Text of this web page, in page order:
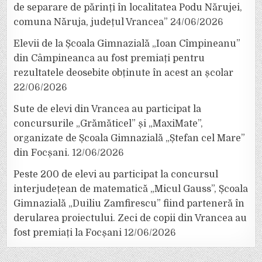
de separare de părinți în localitatea Podu Nărujei,
comuna Năruja, județul Vrancea” 24/06/2026
Elevii de la Școala Gimnazială „Ioan Cîmpineanu”
din Câmpineanca au fost premiați pentru
rezultatele deosebite obținute în acest an școlar
22/06/2026
Sute de elevi din Vrancea au participat la
concursurile „Grămăticel” și „MaxiMate”,
organizate de Școala Gimnazială „Ștefan cel Mare”
din Focșani. 12/06/2026
Peste 200 de elevi au participat la concursul
interjudețean de matematică „Micul Gauss”, Școala
Gimnazială „Duiliu Zamfirescu” fiind parteneră în
derularea proiectului. Zeci de copii din Vrancea au
fost premiați la Focșani 12/06/2026